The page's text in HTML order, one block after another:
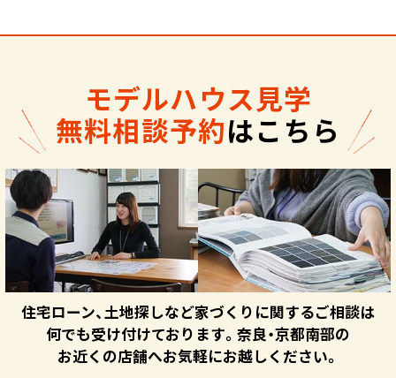
モデルハウス見学
無料相談予約はこちら
住宅ローン、土地探しなど家づくりに関するご相談は
何でも受け付けております。奈良・京都南部の
お近くの店舗へお気軽にお越しください。